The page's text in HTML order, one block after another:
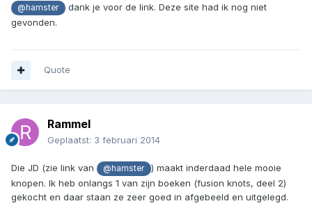
@hamster
dank je voor de link. Deze site had ik nog niet
gevonden.
Quote
Rammel
Geplaatst: 3 februari 2014
Die JD (zie link van @hamster
) maakt inderdaad hele mooie
knopen. Ik heb onlangs 1 van zijn boeken (fusion knots, deel 2)
gekocht en daar staan ze zeer goed in afgebeeld en uitgelegd.